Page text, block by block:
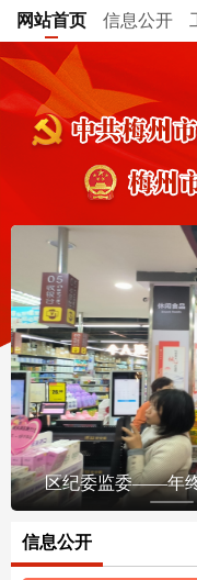
网站首页 信息公开
区纪委监委——年
信息公开